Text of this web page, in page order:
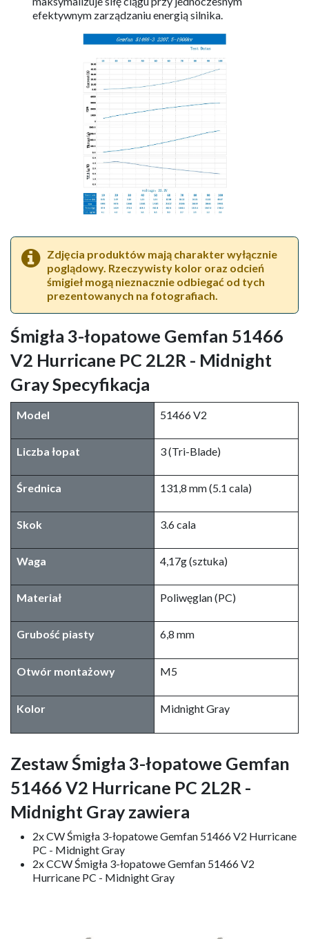
efektywnym zarządzaniu energią silnika.
Zdjęcia produktów mają charakter wyłącznie
poglądowy. Rzeczywisty kolor oraz odcień
śmigieł mogą nieznacznie odbiegać od tych
prezentowanych na fotografiach.
Śmigła 3-łopatowe Gemfan 51466
V2 Hurricane PC 2L2R - Midnight
Gray Specyfikacja
Model 51466 V2
Liczba łopat 3 (Tri-Blade)
Średnica 131,8 mm (5.1 cala)
Skok 3.6 cala
Waga 4,17g (sztuka)
Materiał Poliwęglan (PC)
Grubość piasty 6,8 mm
Otwór montażowy M5
Kolor Midnight Gray
Zestaw Śmigła 3-łopatowe Gemfan
51466 V2 Hurricane PC 2L2R -
Midnight Gray zawiera
2x CW Śmigła 3-łopatowe Gemfan 51466 V2 Hurricane
PC - Midnight Gray
2x CCW Śmigła 3-łopatowe Gemfan 51466 V2
Hurricane PC - Midnight Gray